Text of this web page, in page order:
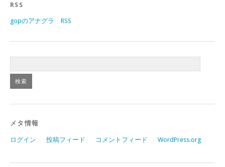
RSS
gopのアナグラ RSS
メタ情報
ログイン 投稿フィード コメントフィード WordPress.org